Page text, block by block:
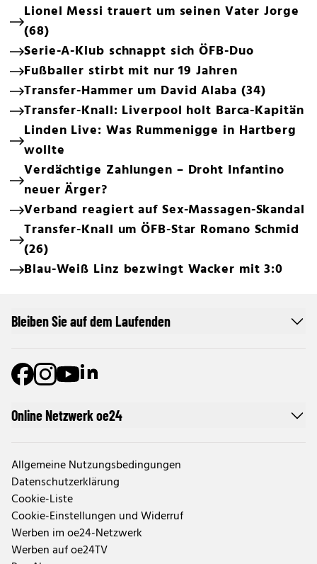
Lionel Messi trauert um seinen Vater Jorge
(68)
Serie-A-Klub schnappt sich ÖFB-Duo
Fußballer stirbt mit nur 19 Jahren
Transfer-Hammer um David Alaba (34)
Transfer-Knall: Liverpool holt Barca-Kapitän
Linden Live: Was Rummenigge in Hartberg
wollte
Verdächtige Zahlungen – Droht Infantino
neuer Ärger?
Verband reagiert auf Sex-Massagen-Skandal
Transfer-Knall um ÖFB-Star Romano Schmid
(26)
Blau-Weiß Linz bezwingt Wacker mit 3:0
Online Netzwerk oe24
Allgemeine Nutzungsbedingungen
Datenschutzerklärung
Cookie-Liste
Cookie-Einstellungen und Widerruf
Werben im oe24-Netzwerk
Werben auf oe24TV
Bleiben Sie auf dem Laufenden